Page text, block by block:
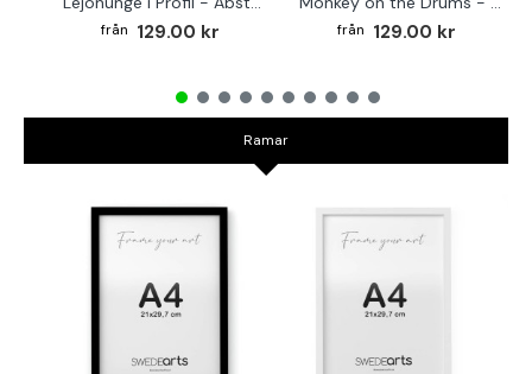
129.00 kr 129.00 kr
Ramar